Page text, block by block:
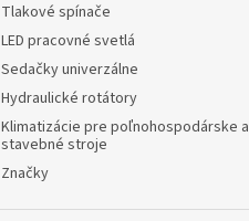
Tlakové spínače
LED pracovné svetlá
Sedačky univerzálne
Hydraulické rotátory
Klimatizácie pre poľnohospodárske a
stavebné stroje
Značky